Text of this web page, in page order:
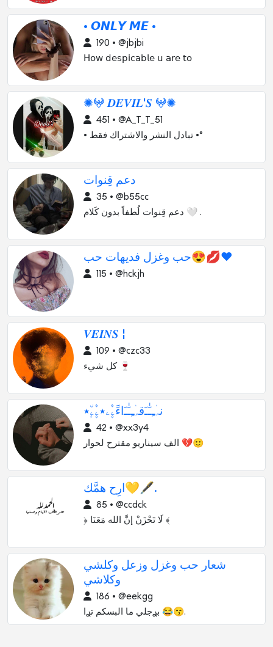
• 𝙊𝙉𝙇𝙔 𝙈𝙀 •
190 • @jbjbi
𝖧𝗈𝗐 𝖽𝖾𝗌𝗉𝗂𝖼𝖺𝖻𝗅𝖾 𝗎 𝖺𝗋𝖾 𝗍𝗈
✺𖤍 𝑫𝑬𝑽𝑰𝑳'𝑺 𖤍✺
451 • @A_T_T_51
• تبادل النشر والاشتراك فقط •°
دعم قِنوات
35 • @b55cc
دعم قِنوات لُطفاً بدون كَلام 🤍 .
حب وغزل فديهات حب😍💋❤️
115 • @hckjh
𝑽𝑬𝑰𝑵𝑺 ¦
109 • @czc33
كل شيء 🍷
نہۛﹻﹷٰﹷقہۛﹻﹷٰﹷاءََۦٰ۪۫ۦ٭ۦٰ۪۫ۦٕ٘٭
42 • @xx3y4
الف سيناريو مقترح لحوار 💔🙂
ارِح همَّك💛🖋️⁩.
85 • @ccdck
﴿ لَا تَحْزَنْ إنَّ الله مَعَنَا ﴾
شعار حب وغزل وزعل وكلشي
وكلاشي
186 • @eekgg
بࢪجلي ما البسكم تࢪا 😂😙.